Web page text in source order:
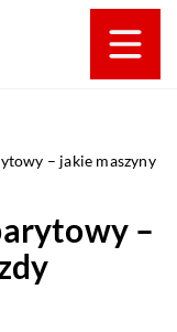
– jakie maszyny
–